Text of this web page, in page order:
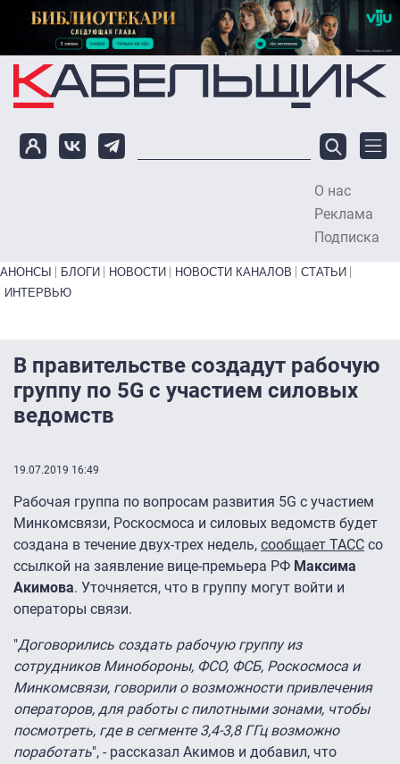
Перейти к основному содержанию
О нас
Реклама
Подписка
Primary links bottom
АНОНСЫ БЛОГИ НОВОСТИ НОВОСТИ КАНАЛОВ
СТАТЬИ
ИНТЕРВЬЮ
В правительстве создадут рабочую
группу по 5G с участием силовых
ведомств
19.07.2019 16:49
Рабочая группа по вопросам развития 5G с участием
Минкомсвязи, Роскосмоса и силовых ведомств будет
создана в течение двух-трех недель, сообщает ТАСС со
ссылкой на заявление вице-премьера РФ Максима
Акимова. Уточняется, что в группу могут войти и
операторы связи.
"Договорились создать рабочую группу из
сотрудников Минобороны, ФСО, ФСБ, Роскосмоса и
Минкомсвязи, говорили о возможности привлечения
операторов, для работы с пилотными зонами, чтобы
посмотреть, где в сегменте 3,4-3,8 ГГц возможно
поработать", - рассказал Акимов и добавил, что